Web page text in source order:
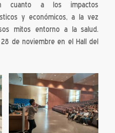
cuanto a los impactos
y económicos, a la vez
mitos entorno a la salud.
de noviembre en el Hall del